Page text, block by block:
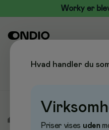
Worky er
Hvad handler du
Priser vises uden